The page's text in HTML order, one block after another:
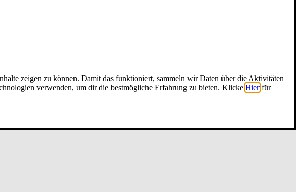
zeigen zu können. Damit das funktioniert, sammeln wir Daten über die Aktivitäten
verwenden, um dir die bestmögliche Erfahrung zu bieten. Klicke Hier für